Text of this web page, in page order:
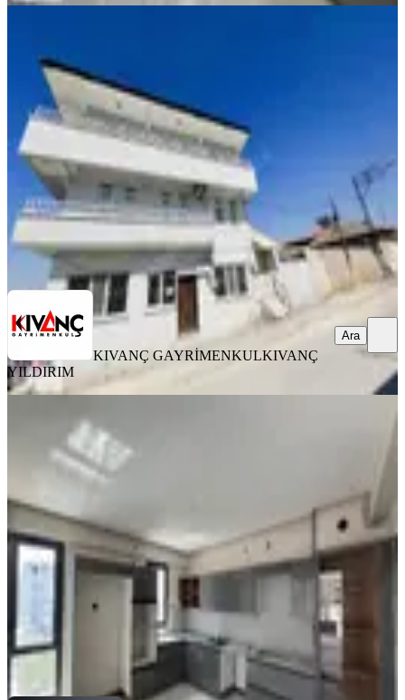
Yeşilyurt, Yeşilkaynak Mahallesi
3+1· 130 m²·Düz Giriş (Zemin)
16.000 ₺
KIVANÇ GAYRİMENKUL KIVANÇ YILDIRIM
KIVANÇ GAYRİMENKULKIVANÇ
YILDIRIM
Ara
Arakat Kiralık Daire
32.000 ₺
GÜVEN EMLAK GAYRİMENKUL &
DANIŞMANLIK
Ramazan BAYINDIR